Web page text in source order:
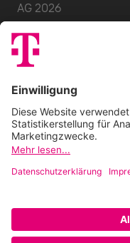
AG 2026
Datenschutz
Impressum
Zuzahlung